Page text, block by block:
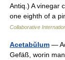
Antiq.) A vinegar
one eighth of a
Collaborative
Acetabŭlum —
Gefäß, worin